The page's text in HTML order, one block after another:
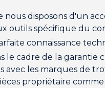
disposons d'un
outils spécifique du
connaissance
le cadre de la
les marques de
propriétaire comme